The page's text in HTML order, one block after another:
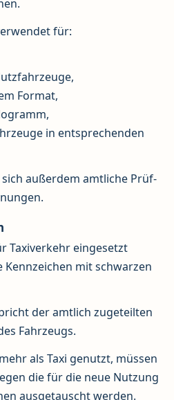
für:
Format,
in entsprechenden
außerdem amtliche Prüf-
Taxiverkehr eingesetzt
mit schwarzen
der amtlich zugeteilten
Fahrzeugs.
als Taxi genutzt, müssen
die für die neue Nutzung
ausgetauscht werden.